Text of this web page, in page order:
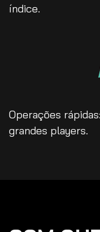
índice.
Operações
grandes players.